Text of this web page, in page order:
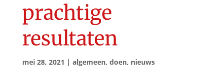
prachtige
resultaten
mei 28, 2021 | algemeen, doen, nieuws